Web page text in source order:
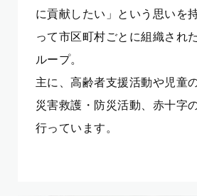
に貢献したい」という思いを
って市区町村ごとに組織され
ループ。
主に、高齢者支援活動や児童
災害救護・防災活動、赤十字
行っています。